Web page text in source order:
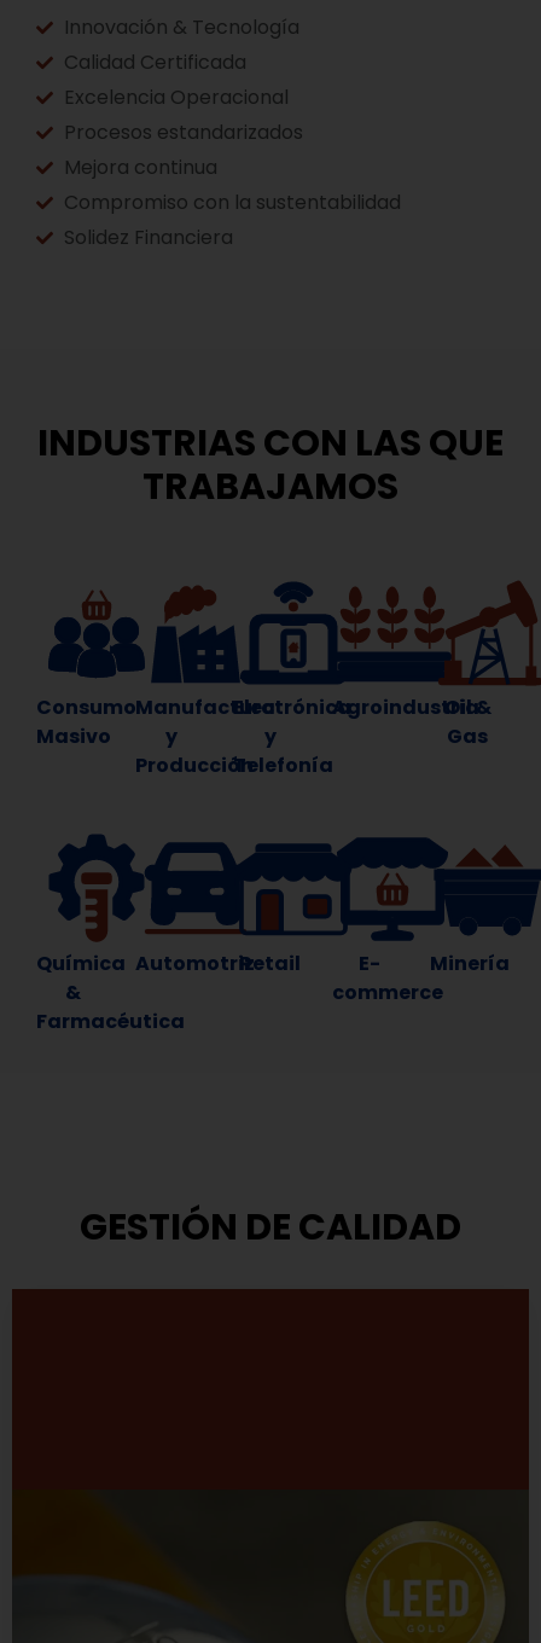
Innovación & Tecnología
Calidad Certificada
Excelencia Operacional
Procesos estandarizados
Mejora continua
Compromiso con la sustentabilidad
Solidez Financiera
INDUSTRIAS CON LAS QUE
TRABAJAMOS
Consumo
Masivo
Manufactura
y
Producción
Electrónica
y
Telefonía
Agroindustria
Oil &
Gas
Química
&
Farmacéutica
AutomotrizRetail
E-
commerce
Minería
GESTIÓN DE CALIDAD
TASA ha adoptado el modelo que propone el Premio
Nacional a la Calidad.